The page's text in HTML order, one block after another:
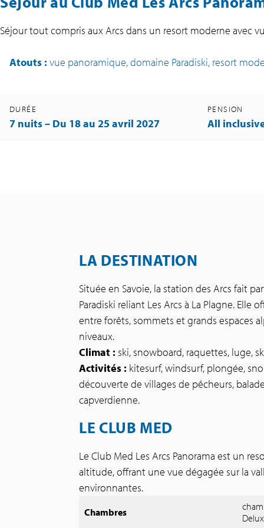
Séjour tout compris aux Arcs dans un resort moderne avec
Atouts : vue panoramique, domaine Paradiski, resort
DURÉE
7 nuits – Du 18 au 25 avril 2027
PENSION
All
LA DESTINATION
Située en Savoie, la station des Arcs fait
Paradiski reliant Les Arcs à La Plagne. Elle
entre forêts, sommets et grands espaces
niveaux.
Climat : ski, snowboard, raquettes, luge,
Activités : kitesurf, windsurf, plongée,
découverte de villages de pêcheurs,
capverdienne.
LE CLUB MED
Le Club Med Les Arcs Panorama est un
altitude, offrant une vue dégagée sur la
environnantes.
Chambres